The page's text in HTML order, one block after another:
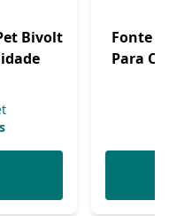
Bivolt
Fonte
Para